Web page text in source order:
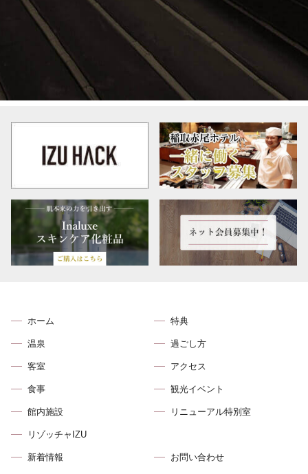
ホーム
温泉
客室
食事
館内施設
リゾッチャIZU
特典
過ごし方
アクセス
観光イベント
リニューアル特別室
新着情報 お問い合わせ